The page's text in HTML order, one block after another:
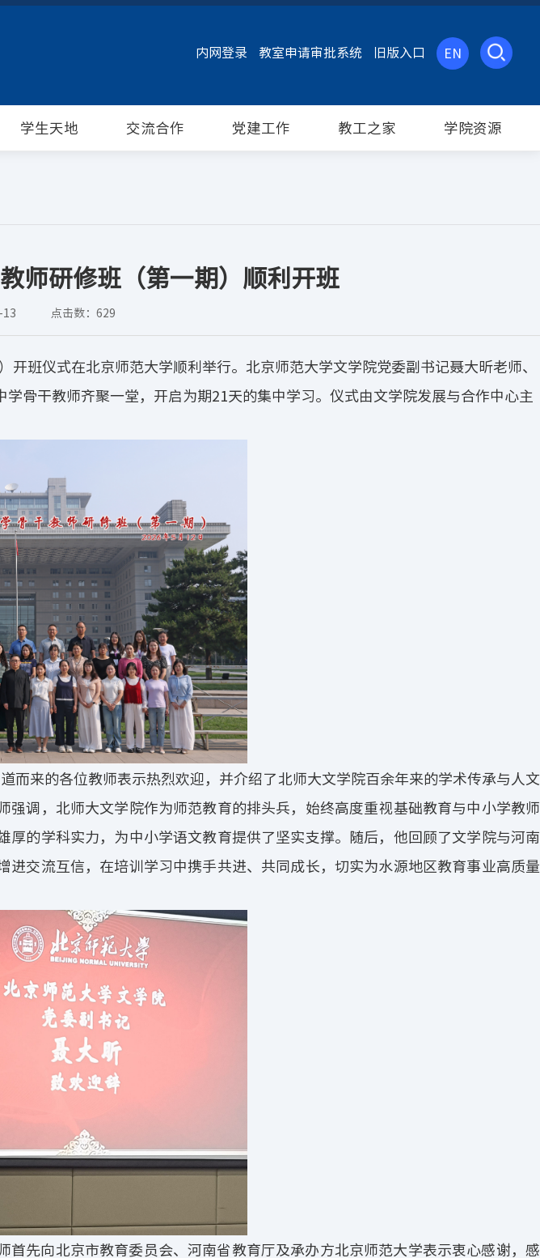
学生天地 交流合作 党建工作 教工之家 学院资源
内网登录 教室申请审批系统 旧版入口 EN
师研修班（第一期）顺利开班
13 点击数： 629
班仪式在北京师范大学顺利举行。北京师范大学文学院党委副书记聂大昕老师、
骨干教师齐聚一堂，开启为期21天的集中学习。仪式由文学院发展与合作中心主
而来的各位教师表示热烈欢迎，并介绍了北师大文学院百余年来的学术传承与人文
调，北师大文学院作为师范教育的排头兵，始终高度重视基础教育与中小学教师
的学科实力，为中小学语文教育提供了坚实支撑。随后，他回顾了文学院与河南
交流互信，在培训学习中携手共进、共同成长，切实为水源地区教育事业高质量
先向北京市教育委员会、河南省教育厅及承办方北京师范大学表示衷心感谢，感